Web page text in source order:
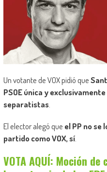
Un votante de VOX pidió que
PSOE única y
separatistas.
El elector alegó que el PP no se
partido como VOX, sí.
VOTA AQUÍ: Moción